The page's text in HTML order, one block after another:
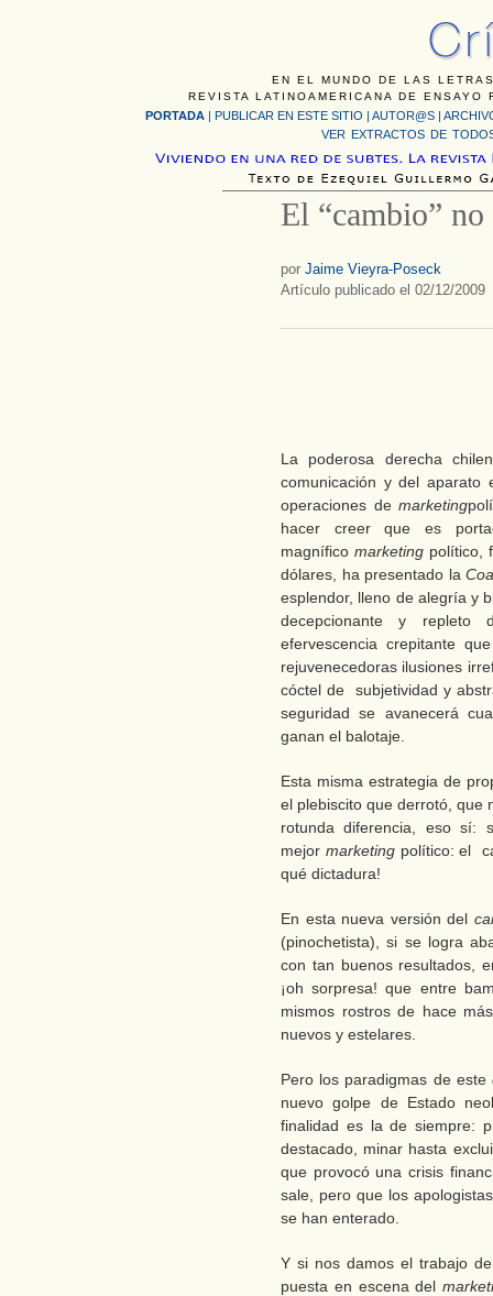
EN EL MUNDO DE LAS
REVISTA LATINOAMERICANA DE
PORTADA | PUBLICAR EN ESTE SITIO | AUTOR@S |
VER EXTRACTOS DE
El “cambio” no
por Jaime Vieyra-Poseck
Artículo publicado el 02/12/2009
La poderosa derecha
comunicación y del aparato
operaciones demarketing
hacer creer que es
magnífico marketing político,
dólares, ha presentado la
esplendor, lleno de alegría y
decepcionante y repleto
efervescencia crepitante
rejuvenecedoras ilusiones
cóctel de subjetividad y
seguridad se avanecerá
ganan el balotaje.
Esta misma estrategia de
el plebiscito que derrotó, que
rotunda diferencia, eso sí:
mejor marketingpolítico: el
qué dictadura!
En esta nueva versión del
(pinochetista), si se logra
con tan buenos resultados,
¡oh sorpresa! que entre
mismos rostros de hace
nuevos y estelares.
Pero los paradigmas de este
nuevo golpe de Estado
finalidad es la de siempre:
destacado, minar hasta
que provocó una crisis
sale, pero que los
se han enterado.
Y si nos damos el trabajo
puesta en escena del